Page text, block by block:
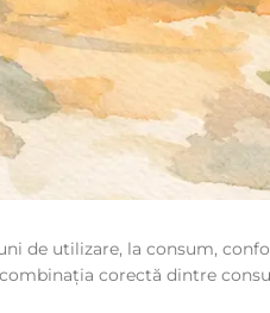
de utilizare, la consum,
corectă dintre